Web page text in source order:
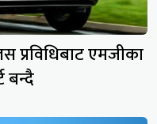
प्रविधिबाट एमजीका
बन्दै